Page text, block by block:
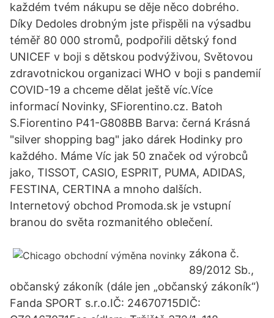
každém tvém nákupu se děje něco dobrého.
Díky Dedoles drobným jste přispěli na výsadbu
téměř 80 000 stromů, podpořili dětský fond
UNICEF v boji s dětskou podvýživou, Světovou
zdravotnickou organizaci WHO v boji s pandemií
COVID-19 a chceme dělat ještě víc.Více
informací Novinky, SFiorentino.cz. Batoh
S.Fiorentino P41-G808BB Barva: černá Krásná
"silver shopping bag" jako dárek Hodinky pro
každého. Máme Víc jak 50 značek od výrobců
jako, TISSOT, CASIO, ESPRIT, PUMA, ADIDAS,
FESTINA, CERTINA a mnoho dalších.
Internetový obchod Promoda.sk je vstupní
branou do světa rozmanitého oblečení.
zákona č.
89/2012 Sb.,
občanský zákoník (dále jen „občanský zákoník“)
Fanda SPORT s.r.o.IČ: 24670715DIČ: